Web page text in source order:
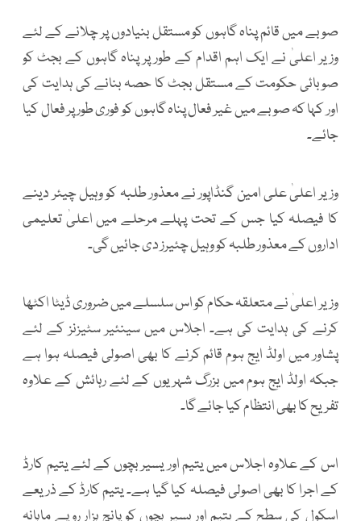
صوبے میں قائم پناہ گاہوں کو مستقل بنیادوں پر چلانے کے لئے
وزیر اعلیٰ نے ایک اہم اقدام کے طور پر پناہ گاہوں کے بجٹ کو
صوبائی حکومت کے مستقل بجٹ کا حصہ بنانے کی ہدایت کی
اور کہا کہ صوبے میں غیر فعال پناہ گاہوں کو فوری طور پر فعال کیا
جائے۔
وزیر اعلیٰ علی امین گنڈاپور نے معذور طلبہ کو وہیل چیئر دینے
کا فیصلہ کیا جس کے تحت پہلے مرحلے میں اعلیٰ تعلیمی
اداروں کے معذور طلبہ کو وہیل چئیرز دی جائیں گی۔
وزیر اعلیٰ نے متعلقہ حکام کو اس سلسلے میں ضروری ڈیٹا اکٹھا
کرنے کی ہدایت کی ہے۔ اجلاس میں سینئیر سٹیزنز کے لئے
پشاور میں اولڈ ایج ہوم قائم کرنے کا بھی اصولی فیصلہ ہوا ہے
جبکہ اولڈ ایج ہوم میں بزرگ شہریوں کے لئے رہائش کے علاوہ
تفریح کا بھی انتظام کیا جائے گا۔
اس کے علاوہ اجلاس میں یتیم اور یسیر بچوں کے لئے یتیم کارڈ
کے اجرا کا بھی اصولی فیصلہ کیا گیا ہے۔ یتیم کارڈ کے ذریعے